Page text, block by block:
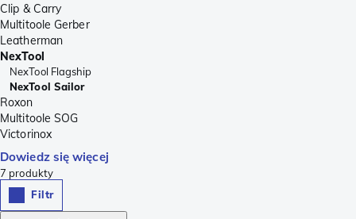
Clip & Carry
Multitoole Gerber
Leatherman
NexTool
NexTool Flagship
NexTool Sailor
Roxon
Multitoole SOG
Victorinox
Dowiedz się więcej
7 produkty
Filtr